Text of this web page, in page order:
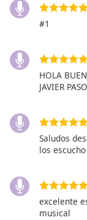
Text
Background
Opacity
Area
Background
Color
#1
HOLA
JAVIER
Saludos
los
excelente
musical